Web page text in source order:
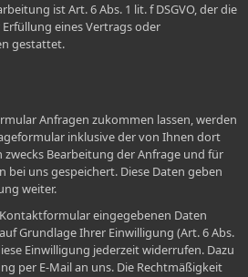
ist Art. 6 Abs. 1 lit. f DSGVO, der die
eines Vertrags oder
gestattet.
Anfragen zukommen lassen, werden
inklusive der von Ihnen dort
Bearbeitung der Anfrage und für
bei uns gespeichert. Diese Daten geben
weiter.
eingegebenen Daten
Grundlage Ihrer Einwilligung (Art. 6 Abs.
Einwilligung jederzeit widerrufen. Dazu
per E-Mail an uns. Die Rechtmäßigkeit